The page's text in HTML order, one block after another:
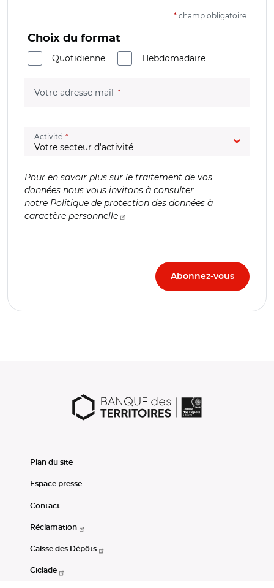
* champ obligatoire
Choix du format
Quotidienne
Hebdomadaire
Votre adresse mail (champ obligatoire)
Activité (champ obligatoire)
Pour en savoir plus sur le traitement de vos
données nous vous invitons à consulter
notre Politique de protection des données à
caractère personnelle
Plan du site
Espace presse
Contact
Réclamation
Caisse des Dépôts
Ciclade